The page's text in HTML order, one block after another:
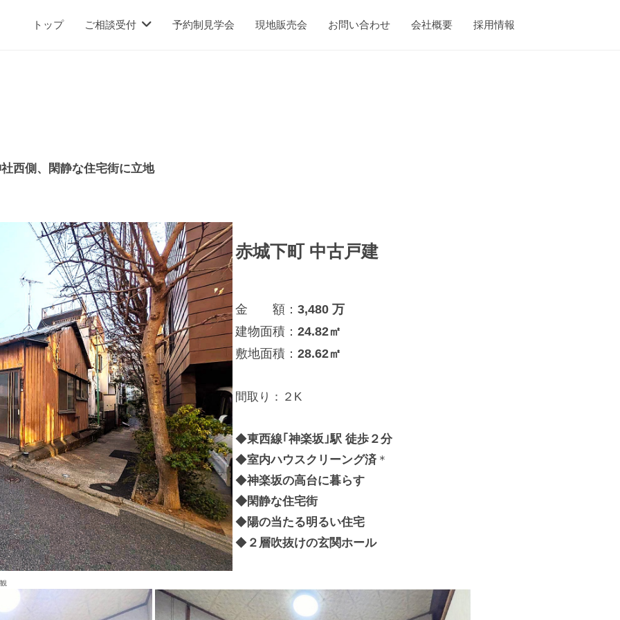
トップ ご相談受付 予約制見学会 現地販売会 お問い合わせ 会社概要 採用情報
西側、閑静な住宅街に立地
赤城下町 中古戸建
金 額： 3,480 万
建物面積： 24.82㎡
敷地面積： 28.62㎡
間取り：２K
◆東西線｢神楽坂｣駅 徒歩２分
◆室内ハウスクリーング済 ＊
◆神楽坂の高台に暮らす
◆閑静な住宅街
◆陽の当たる明るい住宅
◆ ２層吹抜けの玄関ホール